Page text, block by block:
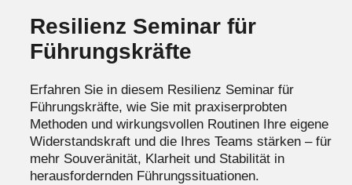
Resilienz Seminar für
Führungskräfte
Erfahren Sie in diesem Resilienz Seminar für
Führungskräfte, wie Sie mit praxiserprobten
Methoden und wirkungsvollen Routinen Ihre eigene
Widerstandskraft und die Ihres Teams stärken – für
mehr Souveränität, Klarheit und Stabilität in
herausfordernden Führungssituationen.